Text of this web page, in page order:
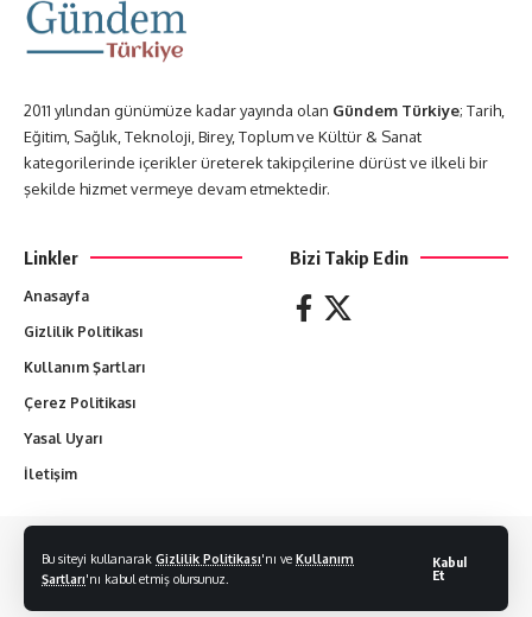
Bu siteyi kullanarak Gizlilik Politikası'nı ve Kullanım
Şartları'nı kabul etmiş olursunuz.
Kabul
Et
2011 yılından günümüze kadar yayında olan Gündem Türkiye; Tarih,
Eğitim, Sağlık, Teknoloji, Birey, Toplum ve Kültür & Sanat
kategorilerinde içerikler üreterek takipçilerine dürüst ve ilkeli bir
şekilde hizmet vermeye devam etmektedir.
Linkler
Anasayfa
Gizlilik Politikası
Kullanım Şartları
Çerez Politikası
Yasal Uyarı
İletişim
Bizi Takip Edin
kopyalanamaz.
© 2011-2024 Gündem Türkiye